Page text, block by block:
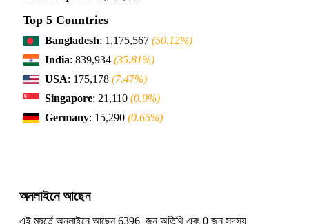
Top 5 Countries
Bangladesh: 1,175,567 (50.12%)
India: 839,934 (35.81%)
USA: 175,178 (7.47%)
Singapore: 21,110 (0.9%)
Germany: 15,290 (0.65%)
অনলাইনে আছেন
এই মুহুর্তে অনলাইনে আছেন 6396 জন অতিথি এবং 0 জন সদস্য